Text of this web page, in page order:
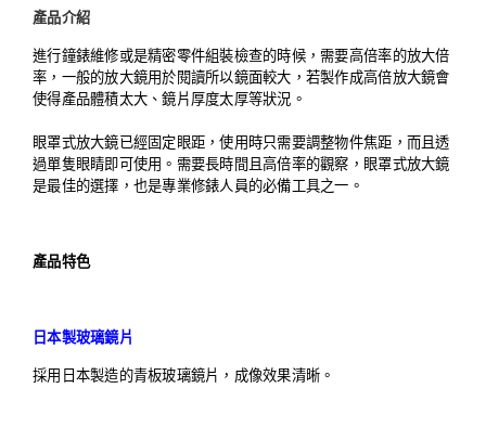
產品介紹
進行鐘錶維修或是精密零件組裝檢查的時候，需要高倍率的放大倍
率，一般的放大鏡用於閱讀所以鏡面較大，若製作成高倍放大鏡會
使得產品體積太大、鏡片厚度太厚等狀況。
眼罩式放大鏡已經固定眼距，使用時只需要調整物件焦距，而且透
過單隻眼睛即可使用。需要長時間且高倍率的觀察，眼罩式放大鏡
是最佳的選擇，也是專業修錶人員的必備工具之一。
產品特色
日本製玻璃鏡片
採用日本製造的青板玻璃鏡片，成像效果清晰。